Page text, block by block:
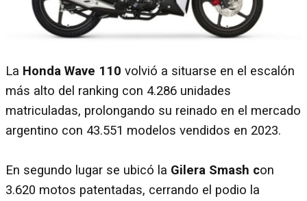
La Honda Wave 110 volvió a situarse en el escalón
más alto del ranking con 4.286 unidades
matriculadas, prolongando su reinado en el mercado
argentino con 43.551 modelos vendidos en 2023.
En segundo lugar se ubicó la Gilera Smash con
3.620 motos patentadas, cerrando el podio la